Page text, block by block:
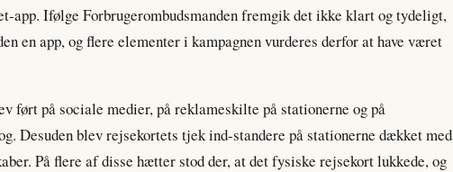
app. Ifølge Forbrugerombudsmanden fremgik det ikke klart og tydeligt,
en app, og flere elementer i kampagnen vurderes derfor at have været
ført på sociale medier, på reklameskilte på stationerne og på
Desuden blev rejsekortets tjek ind-standere på stationerne dækket med
På flere af disse hætter stod der, at det fysiske rejsekort lukkede, og